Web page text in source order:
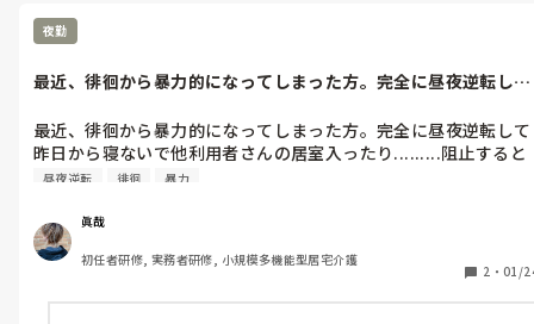
夜勤
最近、徘徊から暴力的になってしまった方。完全に昼夜逆転して
最近、徘徊から暴力的になってしまった方。完全に昼夜逆転して
昨日から寝ないで他利用者さんの居室入ったり.........阻止すると
暴力が酷いとの報告を受けてからの夜勤。はぁ.........
昼夜逆転 徘徊 暴力
眞哉
初任者研修, 実務者研修, 小規模多機能型居宅介護
2 ・ 01/